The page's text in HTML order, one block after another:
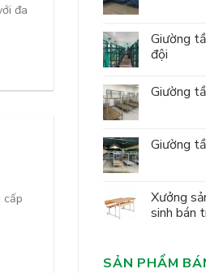
đa
Giường
đội
Giường
Giường
Xưởng
sinh bán
SẢN PHẨM